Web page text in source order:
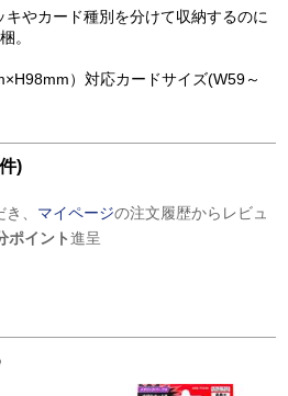
キやカード種別を分けて収納するのに
。
）対応カードサイズ(W59～
)
、 マイページの注文履歴からレビュ
ポイント進呈